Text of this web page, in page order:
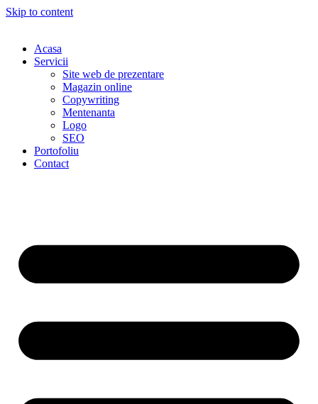
Skip to content
Acasa
Servicii
Site web de prezentare
Magazin online
Copywriting
Mentenanta
Logo
SEO
Portofoliu
Contact